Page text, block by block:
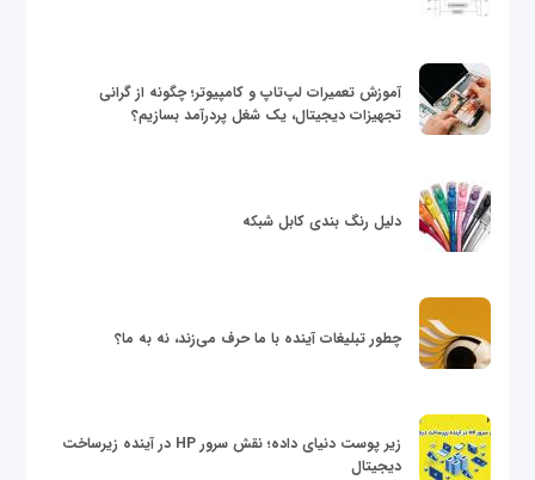
آموزش تعمیرات لپ‌تاپ و کامپیوتر؛ چگونه از گرانی
تجهیزات دیجیتال، یک شغل پردرآمد بسازیم؟
دلیل رنگ بندی کابل شبکه
چطور تبلیغات آینده با ما حرف می‌زند، نه به ما؟
زیر پوست دنیای داده؛ نقش سرور HP در آینده زیرساخت
دیجیتال